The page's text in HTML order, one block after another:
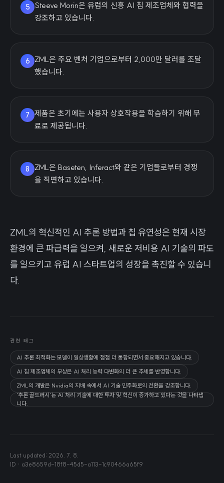
5
Steeve Morin은 유럽의 신흥 AI 칩 제조업체와 협력을
강조하고 있습니다.
6
ZML은 주요 벤처 기업으로부터 2,000만 달러를 조달
했습니다.
7
제품은 초기에는 사용자 상호작용을 학습하기 위해 무
료로 제공됩니다.
8
ZML은 Baseten, Inferact와 같은 기업들로부터 경쟁
을 직면하고 있습니다.
ZML의 혁신적인 AI 추론 방법과 칩 유연성은 현재 시장
환경에 큰 파급력을 일으켜, 새로운 저비용 AI 기술의 파도
를 일으키고 유럽 AI 스타트업의 성장을 촉진할 수 있습니
다.
관련 태그
AI 추론 최적화는 모델이 일상생활에 점점 더 통합되면서 중요해지고 있습니다.
AI 칩 제조업체의 부상은 AI 처리 능력 다변화의 더 큰 추세를 반영합니다.
ZML의 개발은 Nvidia의 지배 속에서 AI 기술 민주화로의 전환을 강조합니다.
'추론 골드러시'는 AI 처리 기술에 대한 투자 및 혁신이 증가하고 있다는 것을 나타냅
니다.
Last updated: 2026. 7. 8.
ID · a3e8659d-18f8-45d5-a113-1c90466a65f9